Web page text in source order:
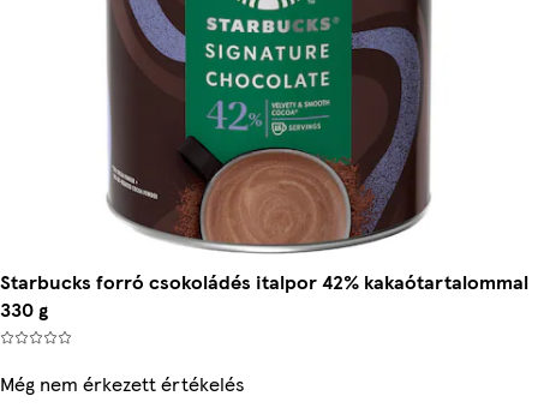
Starbucks forró csokoládés italpor 42% kakaótartalommal
330 g
Még nem érkezett értékelés